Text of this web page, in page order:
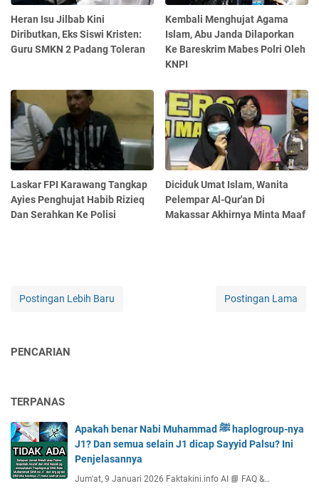
Heran Isu Jilbab Kini
Diributkan, Eks Siswi Kristen:
Guru SMKN 2 Padang Toleran
Kembali Menghujat Agama
Islam, Abu Janda Dilaporkan
Ke Bareskrim Mabes Polri Oleh
KNPI
Laskar FPI Karawang Tangkap
Ayies Penghujat Habib Rizieq
Dan Serahkan Ke Polisi
Diciduk Umat Islam, Wanita
Pelempar Al-Qur'an Di
Makassar Akhirnya Minta Maaf
Postingan Lebih Baru Postingan Lama
PENCARIAN
TERPANAS
Apakah benar Nabi Muhammad ﷺ haplogroup-nya
J1? Dan semua selain J1 dicap Sayyid Palsu? Ini
Penjelasannya
Jum'at, 9 Januari 2026 Faktakini.info AI 📘 FAQ &…